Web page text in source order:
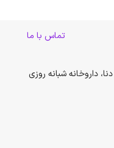
تماس با ما
داروخانه شبانه روزی